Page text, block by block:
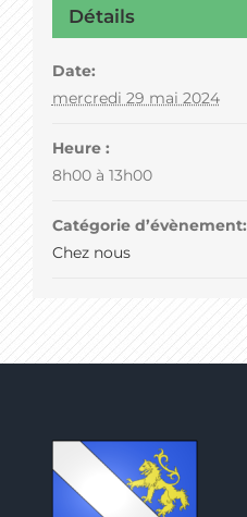
Détails
Date:
mercredi 29 mai 2024
Heure :
8h00 à 13h00
Catégorie d’évènement:
Chez nous